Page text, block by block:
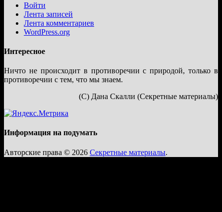
Войти
Лента записей
Лента комментариев
WordPress.org
Интересное
Ничто не происходит в противоречии с природой, только в
противоречии с тем, что мы знаем.
(С) Дана Скалли (Секретные материалы)
Информация на подумать
Авторские права © 2026 Секретные материалы.